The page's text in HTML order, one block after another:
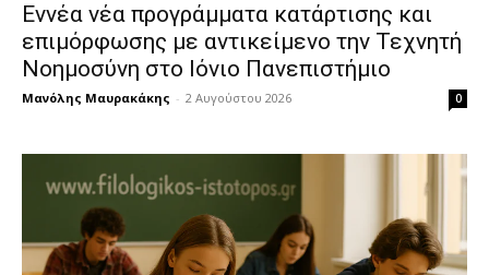
Εννέα νέα προγράμματα κατάρτισης και
επιμόρφωσης με αντικείμενο την Τεχνητή
Νοημοσύνη στο Ιόνιο Πανεπιστήμιο
Μανόλης Μαυρακάκης - 2 Αυγούστου 2026 0